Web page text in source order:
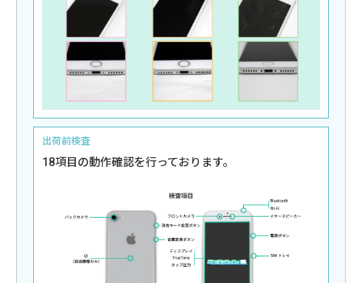
出荷前検査
18項目の動作確認を行っております。